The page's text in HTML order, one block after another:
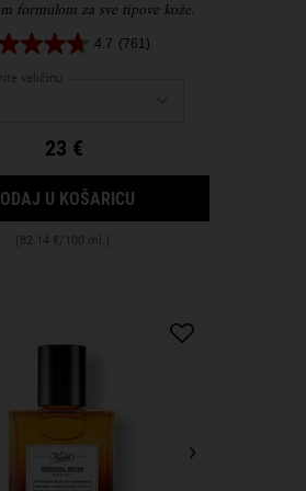
CREAM BLUE EAGLE
formulom za sve tipove kože.
4.7 (761)
veličinu
23 €
U KOŠARICU
(82.14 €/100 ml.)